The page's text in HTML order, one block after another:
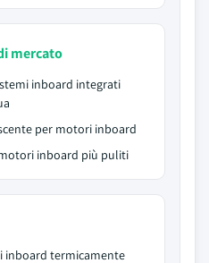
mercato
inboard integrati
per motori inboard
inboard più puliti
inboard termicamente